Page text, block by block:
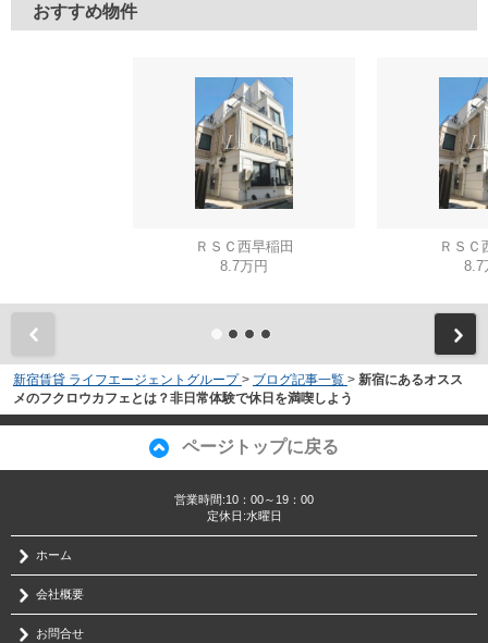
おすすめ物件
ＲＳＣ西早稲田
8.7万円
ＲＳＣ
8.7
新宿賃貸 ライフエージェントグループ > ブログ記事一覧 > 新宿にあるオスス
メのフクロウカフェとは？非日常体験で休日を満喫しよう
ページトップに戻る
営業時間:10：00～19：00
定休日:水曜日
ホーム
会社概要
お問合せ